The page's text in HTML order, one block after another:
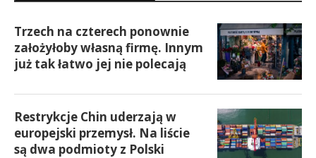
Trzech na czterech ponownie
założyłoby własną firmę. Innym
już tak łatwo jej nie polecają
Restrykcje Chin uderzają w
europejski przemysł. Na liście
są dwa podmioty z Polski